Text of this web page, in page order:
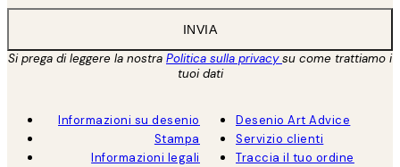
INVIA
Si prega di leggere la nostra Politica sulla privacysu come trattiamo i
tuoi dati
Informazioni su desenio
Stampa
Informazioni legali
Desenio Art Advice
Servizio clienti
Traccia il tuo ordine